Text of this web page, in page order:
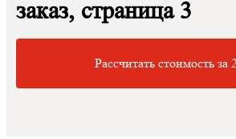
заказ, страница 3
Рассчитать стоимость